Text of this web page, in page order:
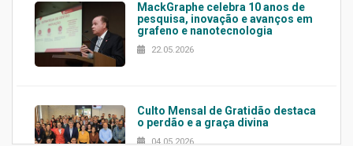
MackGraphe celebra 10 anos de
pesquisa, inovação e avanços em
grafeno e nanotecnologia
22.05.2026
Culto Mensal de Gratidão destaca
o perdão e a graça divina
04.05.2026